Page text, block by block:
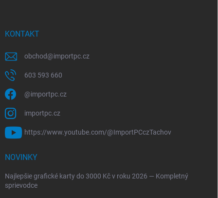
KONTAKT
obchod@importpc.cz
603 593 660
@importpc.cz
importpc.cz
https://www.youtube.com/@ImportPCczTachov
NOVINKY
Najlepšie grafické karty do 3000 Kč v roku 2026 — Kompletný
sprievodce